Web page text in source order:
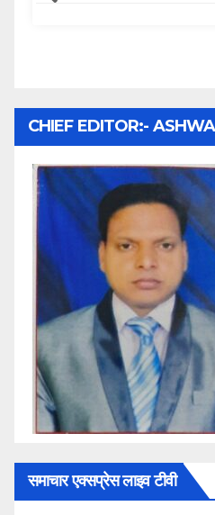
CHIEF EDITOR:-
समाचार एक्सप्रेस लाइव टीवी